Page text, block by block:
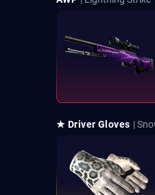
★ Driver Gloves |